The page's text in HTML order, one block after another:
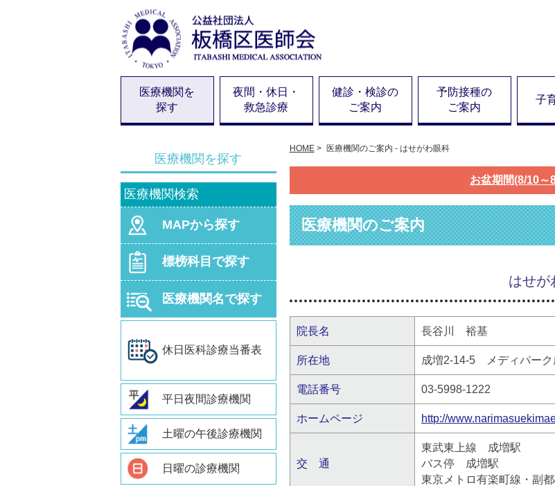
医療機関を
探す
夜間・休日・
救急診療
健診・検診の
ご案内
予防接種の
ご案内
子
HOME> 医療機関のご案内 - はせがわ眼科
お盆期間(8/10～
医療機関のご案内
はせが
院長名 長谷川 裕基
所在地 成増2-14-5 メディパーク
電話番号 03-5998-1222
ホームページ http://
交 通
東武東上線 成増駅
バス停 成増駅
東京メトロ有楽町線・副
医療機関を探す
医療機関検索
MAPから探す
標榜科目で探す
医療機関名で探す
休日医科診療当番表
平日夜間診療機関
土曜の午後診療機関
日曜の診療機関